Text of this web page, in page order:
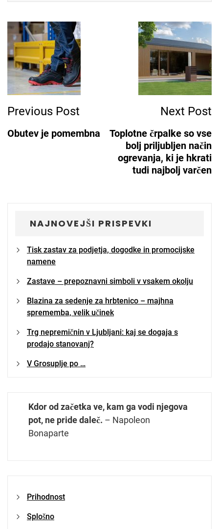
Post
Navigation
Previous Post
Obutev je pomembna
Next Post
Toplotne črpalke so vse
bolj priljubljen način
ogrevanja, ki je hkrati
tudi najbolj varčen
NAJNOVEJŠI PRISPEVKI
Tisk zastav za podjetja, dogodke in promocijske
namene
Zastave – prepoznavni simboli v vsakem okolju
Blazina za sedenje za hrbtenico – majhna
sprememba, velik učinek
Trg nepremičnin v Ljubljani: kaj se dogaja s
prodajo stanovanj?
V Grosuplje po …
Kdor od začetka ve, kam ga vodi njegova
pot, ne pride daleč. – Napoleon
Bonaparte
Prihodnost
Splošno